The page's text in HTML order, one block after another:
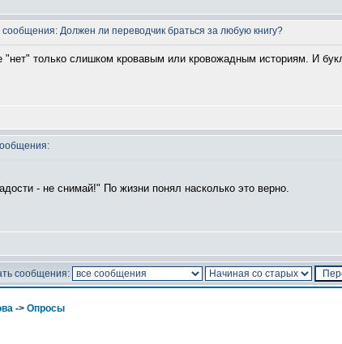
сообщения: Должен ли переводчик браться за любую книгу?
"нет" только слишком кровавым или кровожадным историям. И
- не снимай!" По жизни понял насколько это верно.
сообщения:
-> Опросы